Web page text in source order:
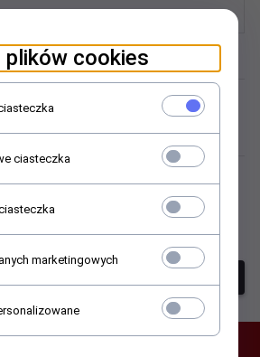
nie znaleziono
produktu!
zapytania i spróbuj ponownie.
do jednego lub dwóch.
którego szukasz. Później
wyniki wyszukiwania korzystając z
plików cookies
ciasteczka
marketingowych